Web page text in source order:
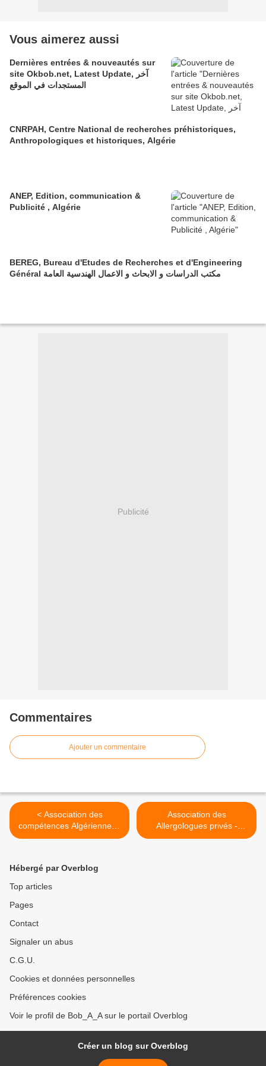
Vous aimerez aussi
Dernières entrées & nouveautés sur
site Okbob.net, Latest Update, آخر
المستجدات في الموقع
CNRPAH, Centre National de recherches préhistoriques,
Anthropologiques et historiques, Algérie
ANEP, Edition, communication &
Publicité , Algérie
BEREG, Bureau d'Etudes de Recherches et d'Engineering
Général مكتب الدراسات و الابحاث و الاعمال الهندسية العامة
Publicité
Commentaires
Ajouter un commentaire
< Association des
compétences Algériennes -
ACA
Association des
Allergologues privés -
Algérie >
Hébergé par Overblog
Top articles
Pages
Contact
Signaler un abus
C.G.U.
Cookies et données personnelles
Préférences cookies
Voir le profil de Bob_A_A sur le portail Overblog
Créer un blog sur Overblog